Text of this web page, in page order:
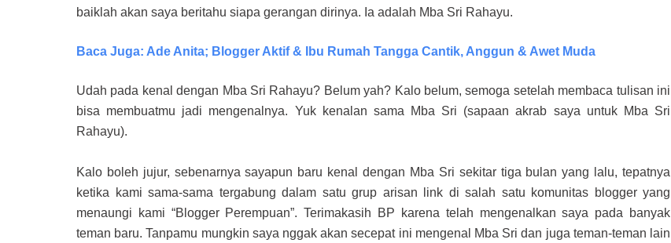
baiklah akan saya beritahu siapa gerangan dirinya. Ia adalah Mba Sri Rahayu.
Baca Juga: Ade Anita; Blogger Aktif & Ibu Rumah Tangga Cantik, Anggun & Awet Muda
Udah pada kenal dengan Mba Sri Rahayu? Belum yah? Kalo belum, semoga setelah membaca tulisan ini
bisa membuatmu jadi mengenalnya. Yuk kenalan sama Mba Sri (sapaan akrab saya untuk Mba Sri
Rahayu).
Kalo boleh jujur, sebenarnya sayapun baru kenal dengan Mba Sri sekitar tiga bulan yang lalu, tepatnya
ketika kami sama-sama tergabung dalam satu grup arisan link di salah satu komunitas blogger yang
menaungi kami “Blogger Perempuan”. Terimakasih BP karena telah mengenalkan saya pada banyak
teman baru. Tanpamu mungkin saya nggak akan secepat ini mengenal Mba Sri dan juga teman-teman lain